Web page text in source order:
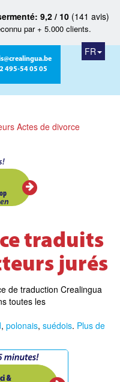
9,2 / 10(141 avis)
par + 5.000 clients.
495-54 05 05
FR
Actes de divorce
traduits
jurés
de traduction Crealingua
toutes les
, polonais, suédois. Plus de